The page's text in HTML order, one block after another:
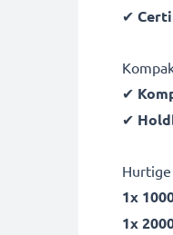
✔
✔
✔
1x
1x